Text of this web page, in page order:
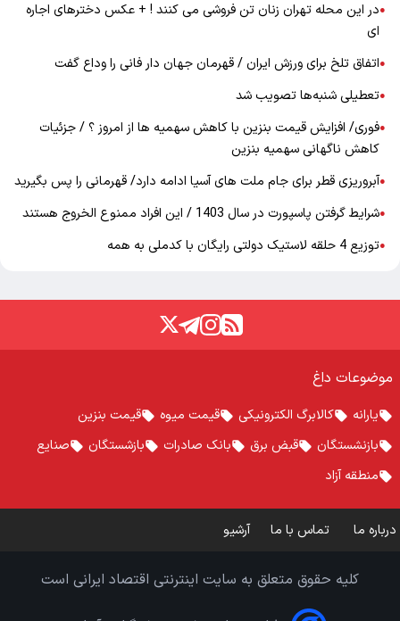
●در این محله تهران زنان تن فروشی می کنند ! + عکس دخترهای اجاره
ای
●اتفاق تلخ برای ورزش ایران / قهرمان جهان دار فانی را وداع گفت
●تعطیلی شنبه‌ها تصویب شد
●فوری/ افزایش قیمت بنزین با کاهش سهمیه ها از امروز ؟ / جزئیات
کاهش ناگهانی سهمیه بنزین
●آبروریزی قطر برای جام ملت های آسیا ادامه دارد/ قهرمانی را پس بگیرید
●شرایط گرفتن پاسپورت در سال 1403 / این افراد ممنوع الخروج هستند
●توزیع 4 حلقه لاستیک دولتی رایگان با کدملی به همه
موضوعات داغ
یارانه کالابرگ الکترونیکی قیمت میوه
قیمت بنزین
بازنشستگان
قبض برق بانک صادرات بازشستگان
صنایع
منطقه آزاد
درباره ما تماس با ما آرشیو
کلیه حقوق متعلق به سایت اینترنتی اقتصاد ایرانی است